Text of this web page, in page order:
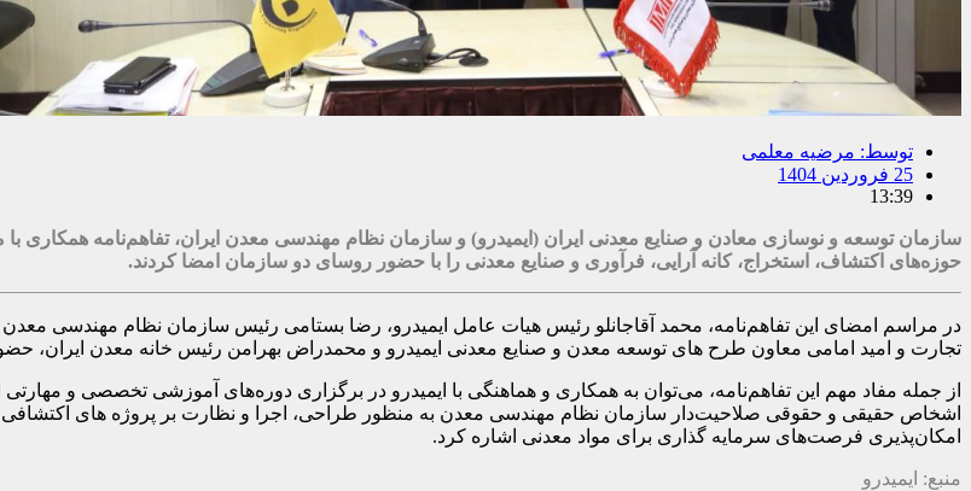
توسط: مرضیه معلمی
25 فروردین 1404
13:39
سازمان توسعه و نوسازی معادن و صنایع معدنی ایران (ایمیدرو) و سازمان نظام مهندسی معدن ایران، تفاهم‌نامه همکاری
حوزه‌های اکتشاف، استخراج، کانه آرایی، فرآوری و صنایع معدنی را با حضور روسای دو سازمان امضا کردند.
در مراسم امضای این تفاهم‌نامه، محمد آقاجانلو رئیس هیات عامل ایمیدرو، رضا بستامی رئیس سازمان نظام مهندسی
تجارت و امید امامی معاون طرح های توسعه معدن و صنایع معدنی ایمیدرو و محمدراض بهرامن رئیس خانه معدن ایران،
از جمله مفاد مهم این تفاهم‌نامه، می‌توان به همکاری و هماهنگی با ایمیدرو در برگزاری دوره‌های آموزشی تخصصی و
اشخاص حقیقی و حقوقی صلاحیت‌دار سازمان نظام مهندسی معدن به منظور طراحی، اجرا و نظارت بر پروژه های اکتشافی
امکان‌پذیری فرصت‌های سرمایه گذاری برای مواد معدنی اشاره کرد.
منبع: ایمیدرو